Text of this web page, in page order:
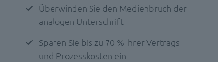
Überwinden Sie den Medienbruch der
analogen Unterschrift
Sparen Sie bis zu 70 % Ihrer Vertrags-
und Prozesskosten ein